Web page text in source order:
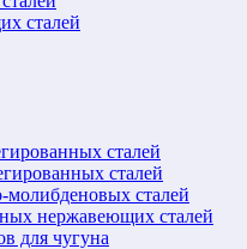
сталей
сталей
сталей
молибденовых сталей
нержавеющих сталей
для чугуна